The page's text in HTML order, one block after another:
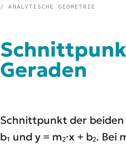
01Start
02MB
03Projekte
06Tools
Welten
/ ANALYTISCHE GEOMETRIE
Geraden
Schnittpunkt der beiden
b₁ und y = m₂·x + b₂. Bei